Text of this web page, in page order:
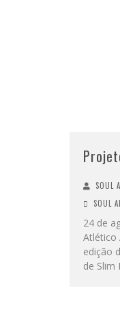
SOUL
SOUL
24 de
Atlético
edição
de Slim